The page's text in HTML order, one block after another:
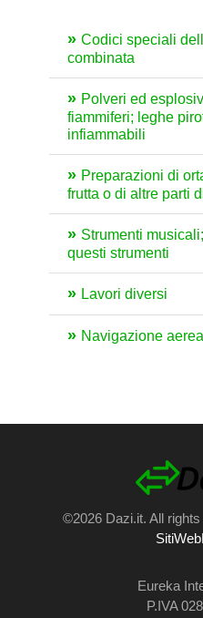
Codici speciali
combinata
Polveri ed
fiammiferi; leghe
infiammabili
Preparazioni di
frutta o di altre parti
Strumenti
questi strumenti
Lavori diversi
Navigazione
©2026 Dazi.it. All
Eureka
P.IVA